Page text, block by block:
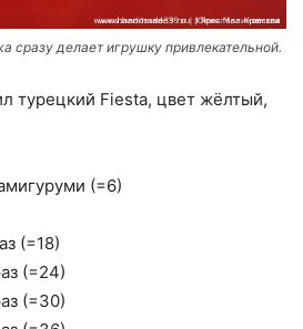
сразу делает игрушку привлекательной.
турецкий Fiesta, цвет жёлтый,
(=6)
(=18)
(=24)
(=30)